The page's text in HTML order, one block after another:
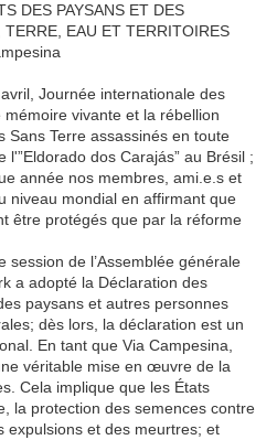
DES PAYSANS ET DES
TERRE, EAU ET TERRITOIRES
Journée internationale des
vivante et la rébellion
Sans Terre assassinés en toute
dos Carajás” au Brésil ;
année nos membres, ami.e.s et
niveau mondial en affirmant que
être protégés que par la réforme
session de l’Assemblée générale
a adopté la Déclaration des
paysans et autres personnes
dès lors, la déclaration est un
En tant que Via Campesina,
véritable mise en œuvre de la
Cela implique que les États
la protection des semences contre
expulsions et des meurtres; et